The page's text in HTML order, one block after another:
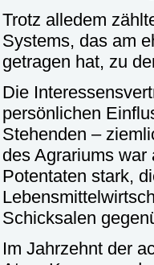
Trotz alledem
Systems, das am
getragen hat, zu
Die
persönlichen
Stehenden –
des Agrariums
Potentaten stark,
Schicksalen
Im Jahrzehnt der